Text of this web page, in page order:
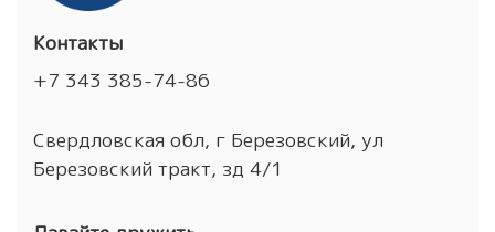
Контакты
+7 343 385-74-86
Свердловская обл, г Березовский, ул
Березовский тракт, зд 4/1